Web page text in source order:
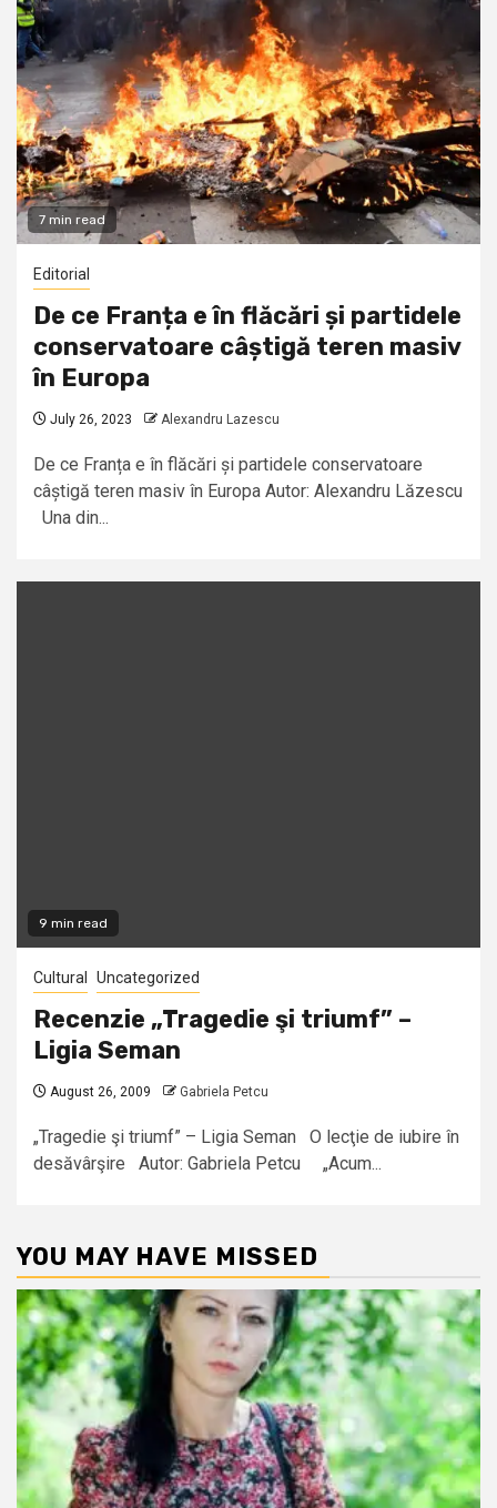
7 min read
Editorial
De ce Franța e în flăcări și partidele
conservatoare câștigă teren masiv
în Europa
July 26, 2023 Alexandru Lazescu
De ce Franța e în flăcări și partidele conservatoare
câștigă teren masiv în Europa Autor: Alexandru Lăzescu
Una din...
9 min read
Cultural Uncategorized
Recenzie „Tragedie şi triumf” –
Ligia Seman
August 26, 2009 Gabriela Petcu
„Tragedie şi triumf” – Ligia Seman O lecţie de iubire în
desăvârşire Autor: Gabriela Petcu „Acum...
YOU MAY HAVE MISSED